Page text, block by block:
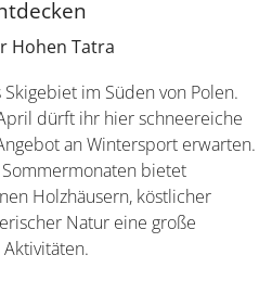
Hohen Tatra
im Süden von Polen.
dürft ihr hier schneereiche
an Wintersport erwarten.
bietet
Holzhäusern, köstlicher
Natur eine große